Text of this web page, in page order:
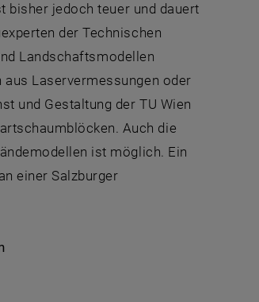
bisher jedoch teuer und dauert
der Technischen
Landschaftsmodellen
Laservermessungen oder
und Gestaltung der TU Wien
Auch die
ist möglich. Ein
einer Salzburger